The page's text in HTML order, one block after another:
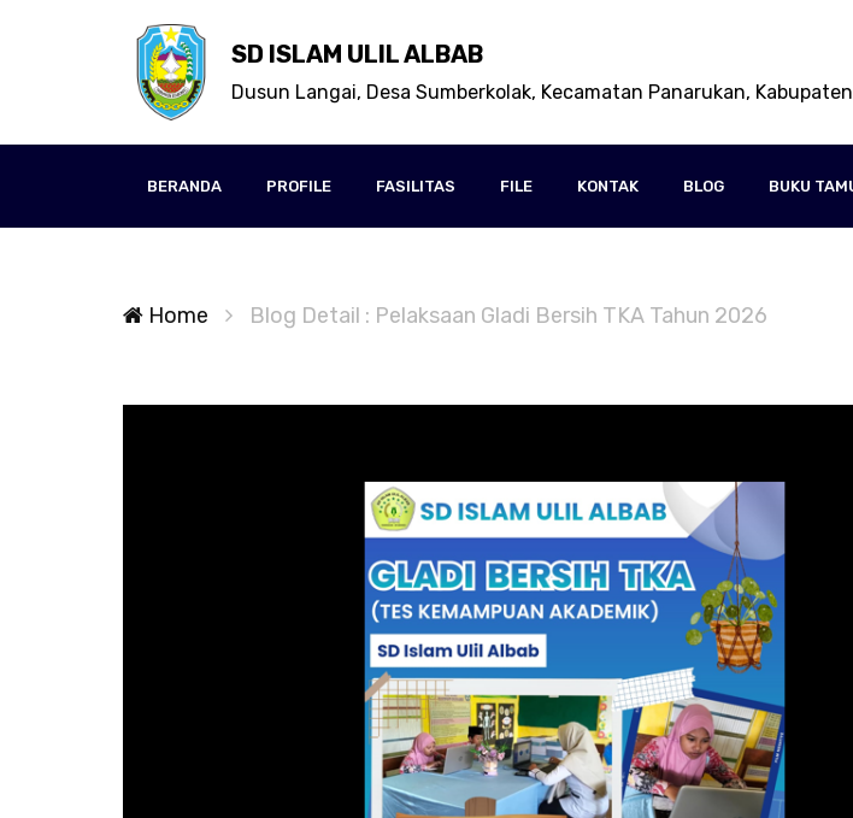
SD ISLAM ULIL ALBAB
Dusun Langai, Desa Sumberkolak, Kecamatan Panarukan,
BERANDA PROFILE FASILITAS FILE KONTAK BLOG BUKU
Home Blog Detail : Pelaksaan Gladi Bersih TKA Tahun 2026